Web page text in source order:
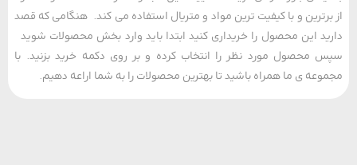
و با کیفیت ترین مواد و متریال استفاده می کند. هنگامی که قصد
این محصول را خریداری کنید ابتدا باید وارد بخش محصولات شوید
محصول مورد نظر را انتخاب کرده و بر روی دکمه خرید بزنید. با
ی ما همراه باشید تا بهترین محصولات را به شما اراعه دهیم.